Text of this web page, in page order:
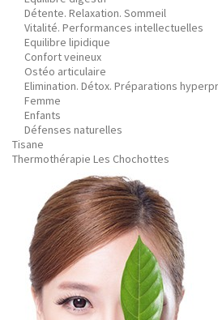
Détente. Relaxation. Sommeil
Vitalité. Performances intellectuelles
Equilibre lipidique
Confort veineux
Ostéo articulaire
Elimination. Détox. Préparations
Femme
Enfants
Défenses naturelles
Tisane
Thermothérapie Les Chochottes